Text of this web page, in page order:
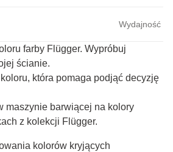
Wydajność
farby Flügger. Wypróbuj
ścianie.
która pomaga podjąć decyzję
maszynie barwiącej na kolory
z kolekcji Flügger.
kolorów kryjących